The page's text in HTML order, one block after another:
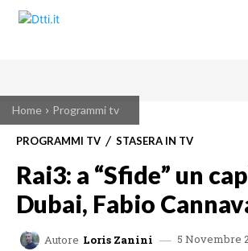
Home Programmi tv
PROGRAMMI TV STASERA IN TV
Rai3: a “Sfide” un
Dubai, Fabio
Autore Loris Zanini 5 Novembre